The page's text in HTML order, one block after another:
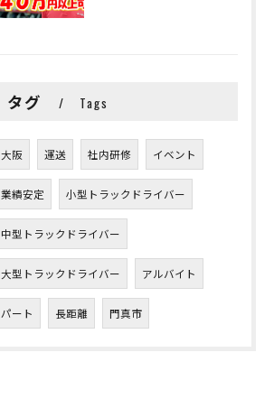
タグ Tags
大阪 運送 社内研修 イベント
業績安定 小型トラックドライバー
中型トラックドライバー
大型トラックドライバー アルバイト
パート 長距離 門真市